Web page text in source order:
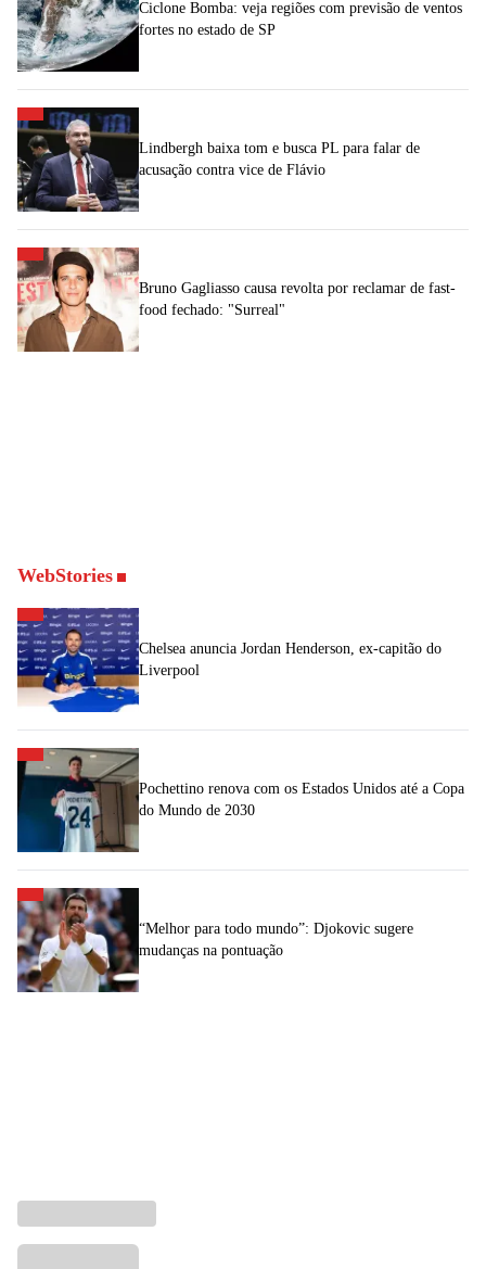
Ciclone Bomba: veja regiões com previsão de ventos
fortes no estado de SP
Lindbergh baixa tom e busca PL para falar de
acusação contra vice de Flávio
Bruno Gagliasso causa revolta por reclamar de fast-
food fechado: "Surreal"
WebStories
Chelsea anuncia Jordan Henderson, ex-capitão do
Liverpool
Pochettino renova com os Estados Unidos até a Copa
do Mundo de 2030
“Melhor para todo mundo”: Djokovic sugere
mudanças na pontuação